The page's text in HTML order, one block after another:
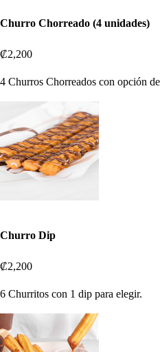
Churro Chorreado (4 unidades)
₡2,200
4 Churros Chorreados con opción
Churro Dip
₡2,200
6 Churritos con 1 dip para elegir.